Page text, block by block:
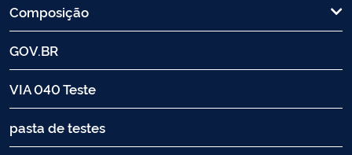
Composição
GOV.BR
VIA 040 Teste
pasta de testes